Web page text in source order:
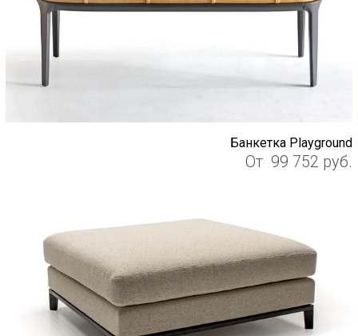
Банкетка Playground
От 99 752 руб.